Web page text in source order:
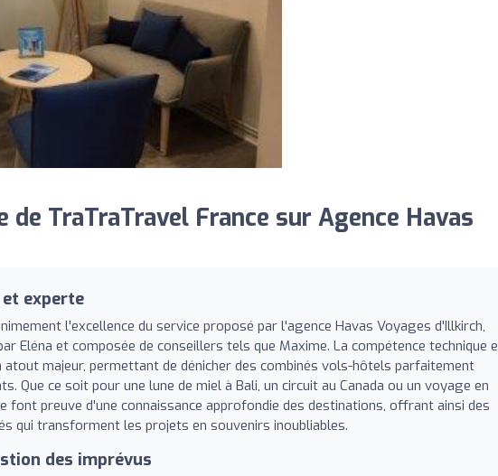
TraTraTravel France sur Agence Havas
et experte
l'excellence du service proposé par l'agence Havas Voyages d'Illkirch,
Eléna et composée de conseillers tels que Maxime. La compétence technique
majeur, permettant de dénicher des combinés vols-hôtels parfaitement
Que ce soit pour une lune de miel à Bali, un circuit au Canada ou un voyage en
font preuve d'une connaissance approfondie des destinations, offrant ainsi des
qui transforment les projets en souvenirs inoubliables.
des imprévus